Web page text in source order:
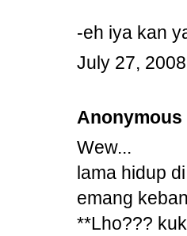
-eh iya kan
July 27,
Anonymous
Wew...
lama hidup
emang
**Lho???